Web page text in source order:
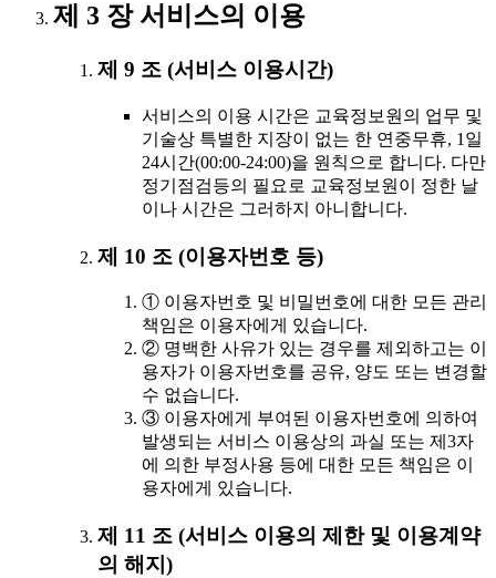
제 3 장 서비스의 이용
제 9 조 (서비스 이용시간)
서비스의 이용 시간은 교육정보원의 업무 및
기술상 특별한 지장이 없는 한 연중무휴, 1일
24시간(00:00-24:00)을 원칙으로 합니다. 다만
정기점검등의 필요로 교육정보원이 정한 날
이나 시간은 그러하지 아니합니다.
제 10 조 (이용자번호 등)
① 이용자번호 및 비밀번호에 대한 모든 관리
책임은 이용자에게 있습니다.
② 명백한 사유가 있는 경우를 제외하고는 이
용자가 이용자번호를 공유, 양도 또는 변경할
수 없습니다.
③ 이용자에게 부여된 이용자번호에 의하여
발생되는 서비스 이용상의 과실 또는 제3자
에 의한 부정사용 등에 대한 모든 책임은 이
용자에게 있습니다.
제 11 조 (서비스 이용의 제한 및 이용계약
의 해지)